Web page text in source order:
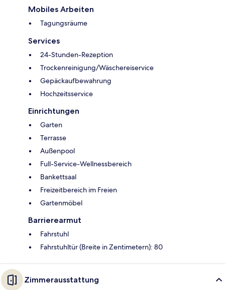
Mobiles Arbeiten
Tagungsräume
Services
24-Stunden-Rezeption
Trockenreinigung/Wäschereiservice
Gepäckaufbewahrung
Hochzeitsservice
Einrichtungen
Garten
Terrasse
Außenpool
Full-Service-Wellnessbereich
Bankettsaal
Freizeitbereich im Freien
Gartenmöbel
Barrierearmut
Fahrstuhl
Fahrstuhltür (Breite in Zentimetern): 80
Zimmerausstattung